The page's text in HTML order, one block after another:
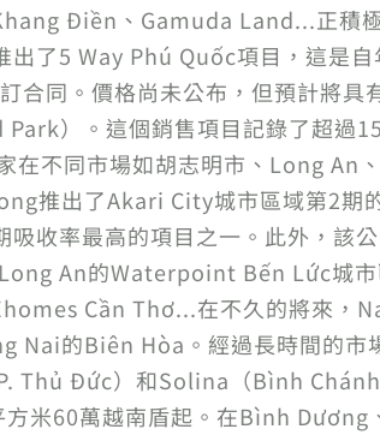
Điền、Gamuda Land...正積
了5 Way Phú Quốc項目，這是自
合同。價格尚未公布，但預計將具
）。這個銷售項目記錄了超過
在不同市場如胡志明市、Long An
推出了Akari City城市區域第2期
收率最高的項目之一。此外，該
An的Waterpoint Bến Lức城市
Cần Thơ...在不久的將來，
Nai的Biên Hòa。經過長時間的市
Thủ Đức）和Solina（Bình
米60萬越南盾起。在Bình